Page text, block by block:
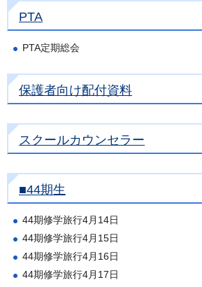
PTA
PTA定期総会
保護者向け配付資料
スクールカウンセラー
■44期生
44期修学旅行4月14日
44期修学旅行4月15日
44期修学旅行4月16日
44期修学旅行4月17日